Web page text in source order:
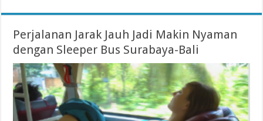
Perjalanan Jarak Jauh Jadi Makin Nyaman
dengan Sleeper Bus Surabaya-Bali